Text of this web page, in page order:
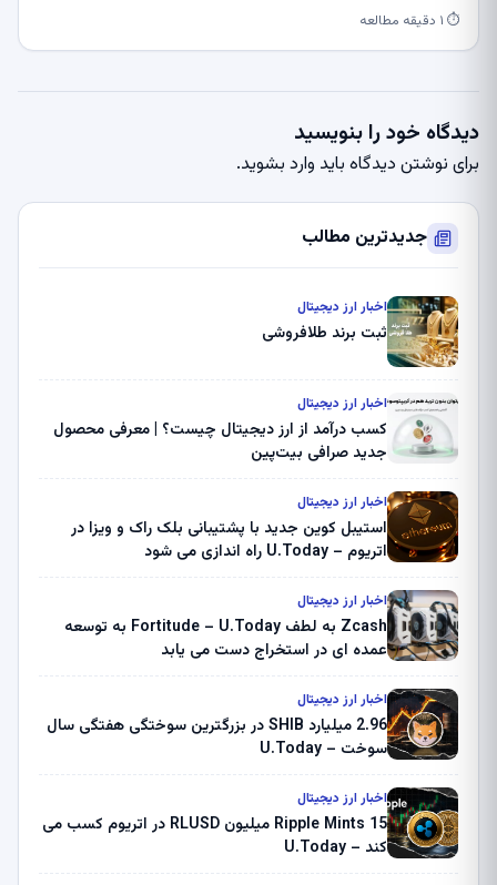
⏱ ۱ دقیقه مطالعه
دیدگاه خود را بنویسید
برای نوشتن دیدگاه باید وارد بشوید.
جدیدترین مطالب
اخبار ارز دیجیتال
ثبت برند طلافروشی
اخبار ارز دیجیتال
کسب درآمد از ارز دیجیتال چیست؟ | معرفی محصول
جدید صرافی بیت‌پین
اخبار ارز دیجیتال
استیبل کوین جدید با پشتیبانی بلک راک و ویزا در
اتریوم – U.Today راه اندازی می شود
اخبار ارز دیجیتال
Zcash به لطف Fortitude – U.Today به توسعه
عمده ای در استخراج دست می یابد
اخبار ارز دیجیتال
2.96 میلیارد SHIB در بزرگترین سوختگی هفتگی سال
سوخت – U.Today
اخبار ارز دیجیتال
Ripple Mints 15 میلیون RLUSD در اتریوم کسب می
کند – U.Today